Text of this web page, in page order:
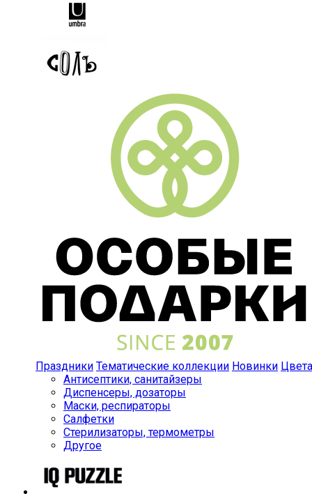
Праздники Тематические коллекции Новинки Цвета
Антисептики, санитайзеры
Диспенсеры, дозаторы
Маски, респираторы
Салфетки
Стерилизаторы, термометры
Другое